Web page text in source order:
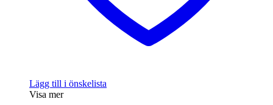
Lägg till i önskelista
Visa mer